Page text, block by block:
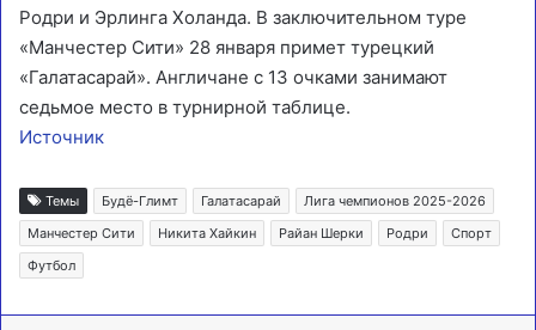
Родри и Эрлинга Холанда. В заключительном туре
«Манчестер Сити» 28 января примет турецкий
«Галатасарай». Англичане с 13 очками занимают
седьмое место в турнирной таблице.
Источник
Темы Будё-Глимт Галатасарай
Лига чемпионов 2025-2026
Манчестер Сити
Никита Хайкин Райан Шерки Родри
Спорт
Футбол